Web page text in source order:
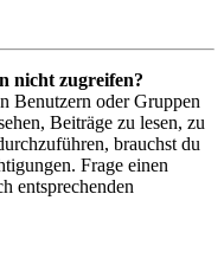
nicht zugreifen?
Benutzern oder Gruppen
Beiträge zu lesen, zu
brauchst du
Frage einen
entsprechenden